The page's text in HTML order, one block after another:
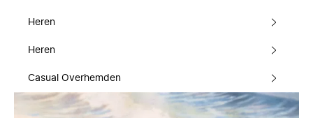
Heren
Heren
Casual Overhemden